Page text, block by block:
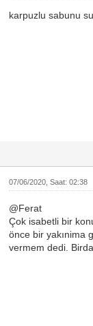
karpuzlu sabunu
07/06/2020, Saat: 02:38
@Ferat
Çok isabetli bir
önce bir yakınima
vermem dedi.